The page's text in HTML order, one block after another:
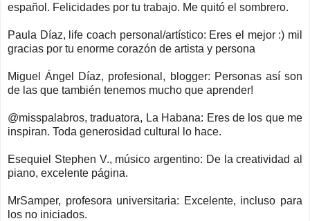
español. Felicidades por tu trabajo. Me quitó el sombrero.
Paula Díaz, life coach personal/artístico: Eres el mejor :) mil
gracias por tu enorme corazón de artista y persona
Miguel Ángel Díaz, profesional, blogger: Personas así son
de las que también tenemos mucho que aprender!
@misspalabros, traduatora, La Habana: Eres de los que me
inspiran. Toda generosidad cultural lo hace.
Esequiel Stephen V., músico argentino: De la creatividad al
piano, excelente página.
MrSamper, profesora universitaria: Excelente, incluso para
los no iniciados.